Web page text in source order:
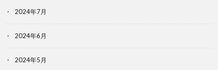
2024年7月
2024年6月
2024年5月